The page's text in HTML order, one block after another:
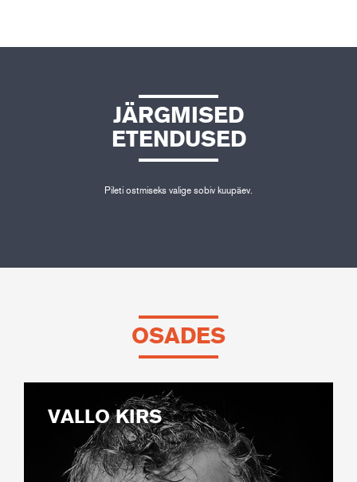
JÄRGMISED
ETENDUSED
Pileti ostmiseks valige sobiv kuupäev.
OSADES
VALLO KIRS